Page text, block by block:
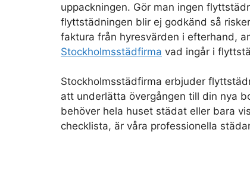
uppackningen. Gör man ingen
flyttstädningen blir ej godkänd så
faktura från hyresvärden i efterhand,
Stockholmsstädfirma vad ingår i
Stockholmsstädfirma erbjuder
att underlätta övergången till din nya
behöver hela huset städat eller bara
checklista, är våra professionella